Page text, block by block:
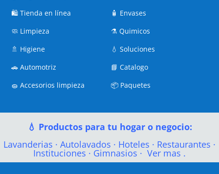
🛍️Tienda en línea
🧼 Limpieza
🚿 Higiene
🚗Automotriz
🧽Accesorios limpieza
🧴 Envases
⚗️Quimicos
💧Soluciones
📘Catalogo
📦 Paquetes
💧 Productos para tu hogar o negocio:
Lavanderias · Autolavados · Hoteles · Restaurantes ·
Instituciones · Gimnasios · Ver mas .